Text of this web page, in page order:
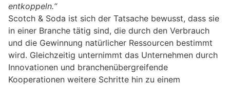
entkoppeln.“
Scotch & Soda ist sich der Tatsache bewusst, dass sie
in einer Branche tätig sind, die durch den Verbrauch
und die Gewinnung natürlicher Ressourcen bestimmt
wird. Gleichzeitig unternimmt das Unternehmen durch
Innovationen und branchenübergreifende
Kooperationen weitere Schritte hin zu einem